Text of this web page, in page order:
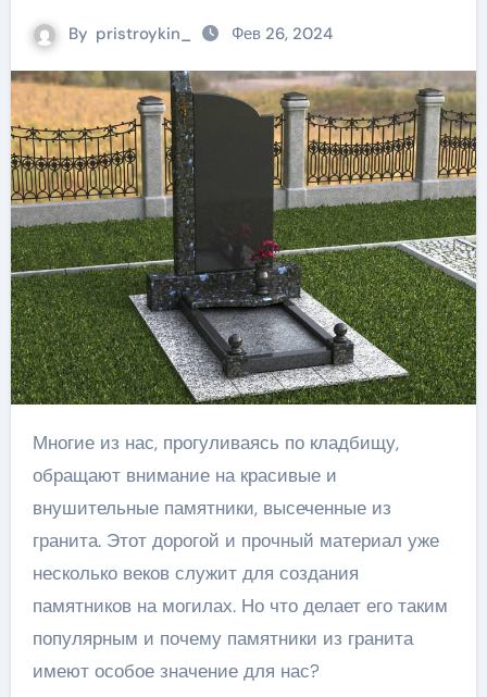
By pristroykin_ Фев 26, 2024
Многие из нас, прогуливаясь по кладбищу,
обращают внимание на красивые и
внушительные памятники, высеченные из
гранита. Этот дорогой и прочный материал уже
несколько веков служит для создания
памятников на могилах. Но что делает его таким
популярным и почему памятники из гранита
имеют особое значение для нас?